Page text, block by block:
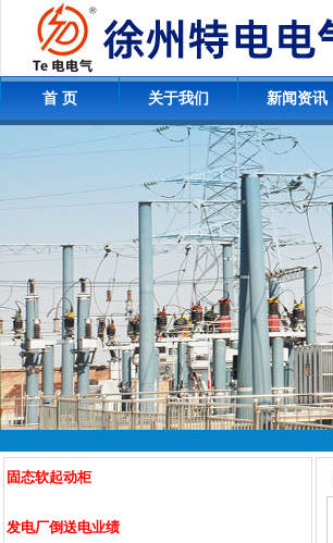
首 页 关于我们 新闻资讯
固态软起动柜
发电厂倒送电业绩